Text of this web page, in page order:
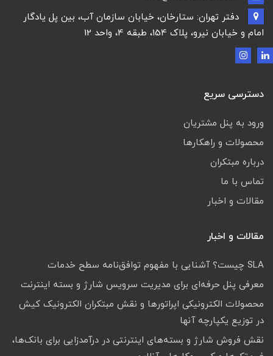
دفتر تهران: ستارخان، خیابان سازمان آب، بین پل یادگار
امام و خیابان نیرو، پلاک 154، طبقه 4، واحد 12
دسترسی سریع
ورود به پنل مشتریان
محصولات و راهکارها
درباره مبتکران
تماس با ما
مقالات و اخبار
مقالات و اخبار
SLA چیست؟ آشنایی با مفهوم توافق‌نامه سطح خدمات
معرفی پنل حرفه‌ای برای مدیریت سرویس شارژ و بسته اینترنت
محصولات الکترونیکی اپراتورها و نقش مبتکران الکترونیک کیش
در توزیع یکپارچه آنها
نقش فروش شارژ و بسته‌های اینترنتی در درآمدزایی برای بانک‌ها،